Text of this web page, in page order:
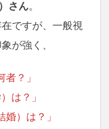
さん。
ですが、一般視
が強く、
者？」
は？」
婚）は？」